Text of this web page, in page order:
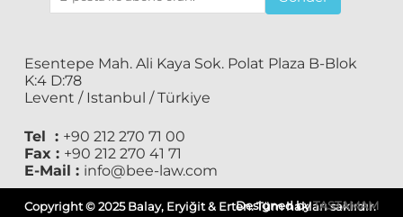
Esentepe Mah. Ali Kaya Sok. Polat Plaza B-Blok
K:4 D:78
Levent / Istanbul / Türkiye
Tel : +90 212 270 71 00
Fax : +90 212 270 41 71
E-Mail : info@bee-law.com
Copyright © 2025 Balay, Eryiğit & Erten. Tüm hakları saklıdır.
Designed byTASTAMAM